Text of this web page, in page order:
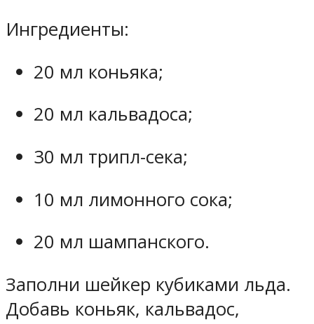
Ингредиенты:
20 мл коньяка;
20 мл кальвадоса;
30 мл трипл-сека;
10 мл лимонного сока;
20 мл шампанского.
Заполни шейкер кубиками льда.
Добавь коньяк, кальвадос,